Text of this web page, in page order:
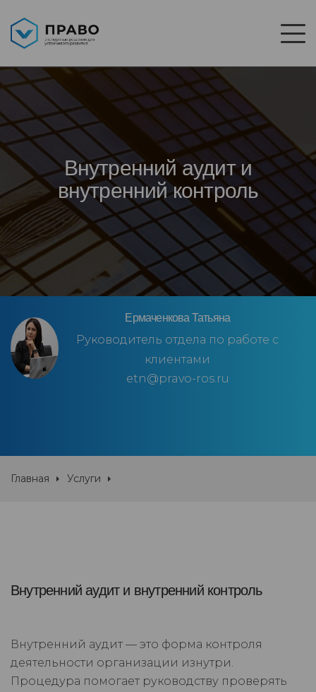
Внутренний аудит и
внутренний контроль
Ермаченкова Татьяна
Руководитель отдела по работе с
клиентами
etn@pravo-ros.ru
Главная Услуги
Внутренний аудит и внутренний контроль
Внутренний аудит — это форма контроля
деятельности организации изнутри.
Процедура помогает руководству проверять